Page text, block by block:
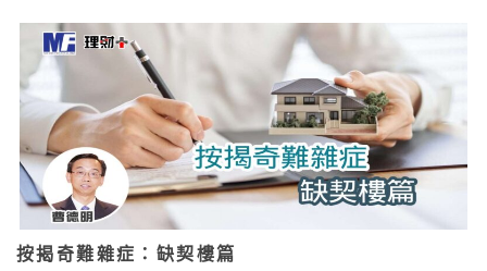
按揭奇難雜症：缺契樓篇